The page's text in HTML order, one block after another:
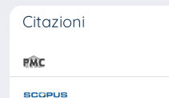
Citazioni